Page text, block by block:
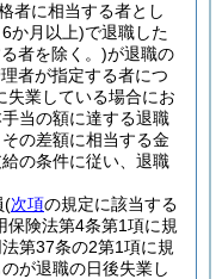
者に相当する者とし
か月以上)で退職した
者を除く。)が退職の
者が指定する者につ
失業している場合にお
当の額に達する退職
の差額に相当する金
の条件に従い、退職
(次項の規定に該当する
保険法第4条第1項に規
第37条の2第1項に規
が退職の日後失業し